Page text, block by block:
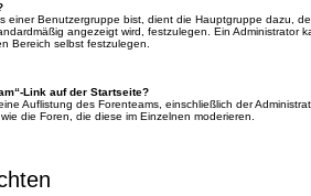
einer Benutzergruppe bist, dient die Hauptgruppe dazu,
angezeigt wird, festzulegen. Ein Administrator
Bereich selbst festzulegen.
Link auf der Startseite?
Auflistung des Forenteams, einschließlich der
die Foren, die diese im Einzelnen moderieren.